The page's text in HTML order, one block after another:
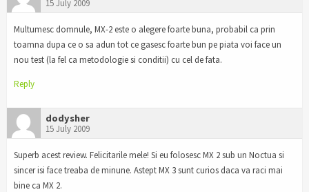
15 July 2009
Multumesc domnule, MX-2 este o alegere foarte buna, probabil ca prin
toamna dupa ce o sa adun tot ce gasesc foarte bun pe piata voi face un
nou test (la fel ca metodologie si conditii) cu cel de fata.
Reply
dodysher
15 July 2009
Superb acest review. Felicitarile mele! Si eu folosesc MX 2 sub un Noctua si
sincer isi face treaba de minune. Astept MX 3 sunt curios daca va raci mai
bine ca MX 2.